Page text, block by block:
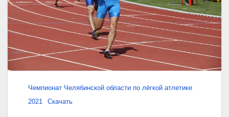
Чемпионат Челябинской области по лёгкой атлетике
2021
Скачать